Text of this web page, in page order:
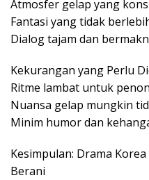
Atmosfer gelap yang
Fantasi yang tidak
Dialog tajam dan
Kekurangan yang Perlu
Ritme lambat untuk
Nuansa gelap mungkin
Minim humor dan
Kesimpulan: Drama
Berani